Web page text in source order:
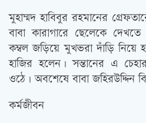
মুহাম্মদ হাবিবুর রহমানের
বাবা কারাগারে ছেলেকে
কম্বল জড়িয়ে মুখভরা দাঁড়ি নিয়ে
হাজির হলেন। সন্তানের এ
ওঠে। অবশেষে বাবা জহিরউদ্দিন
কর্মজীবন